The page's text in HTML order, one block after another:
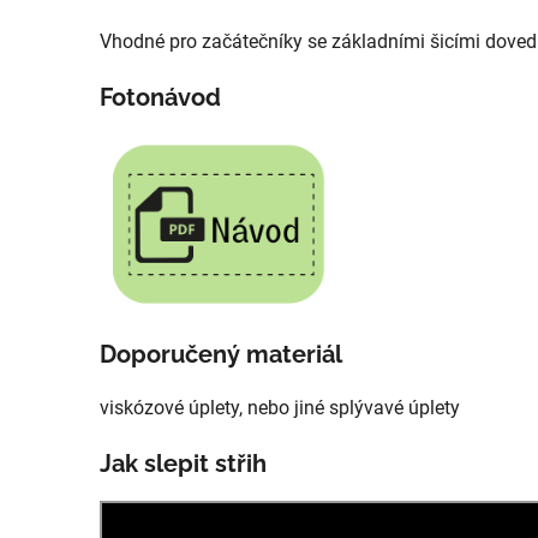
Vhodné pro začátečníky se základními šicími
Fotonávod
Doporučený materiál
viskózové úplety, nebo jiné splývavé úplety
Jak slepit střih